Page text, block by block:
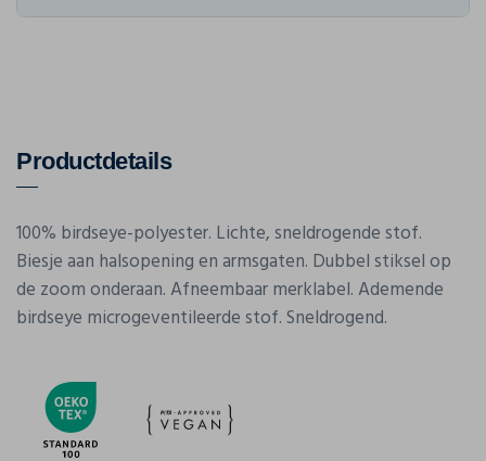
Productdetails
100% birdseye-polyester. Lichte, sneldrogende stof.
Biesje aan halsopening en armsgaten. Dubbel stiksel op
de zoom onderaan. Afneembaar merklabel. Ademende
birdseye microgeventileerde stof. Sneldrogend.